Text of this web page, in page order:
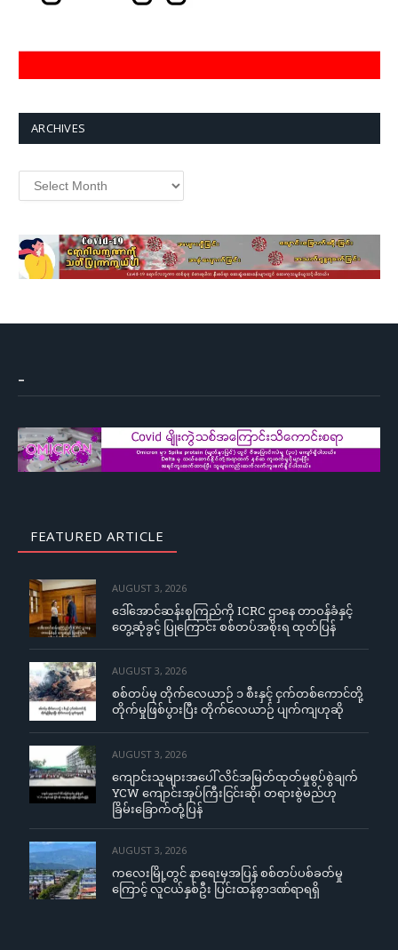
ARCHIVES
Archives
–
FEATURED ARTICLE
AUGUST 3, 2026
ဒေါ်အောင်ဆန်းစုကြည်ကို ICRC ဌာနေ တာဝန်ခံနှင့်
တွေ့ဆုံခွင့် ပြုကြောင်း စစ်တပ်အစိုးရ ထုတ်ပြန်
AUGUST 3, 2026
စစ်တပ်မှ တိုက်လေယာဉ် ၁ စီးနှင့် ငှက်တစ်ကောင်တို့
တိုက်မှုဖြစ်ပွားပြီး တိုက်လေယာဉ် ပျက်ကျဟုဆို
AUGUST 3, 2026
ကျောင်းသူများအပေါ် လိင်အမြတ်ထုတ်မှုစွပ်စွဲချက်
YCW ကျောင်းအုပ်ကြီးငြင်းဆို၊ တရားစွဲမည်ဟု
ခြိမ်းခြောက်တုံ့ပြန်
AUGUST 3, 2026
ကလေးမြို့တွင် နာရေးမှအပြန် စစ်တပ်ပစ်ခတ်မှု
ကြောင့် လူငယ်နှစ်ဦး ပြင်းထန်စွာဒဏ်ရာရရှိ